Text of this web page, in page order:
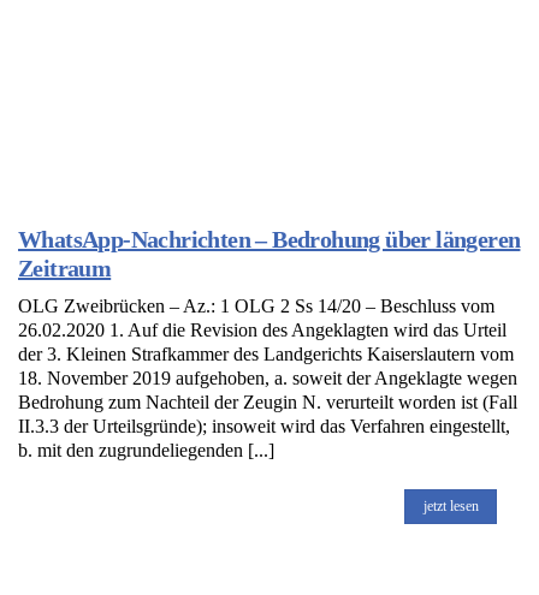
WhatsApp-Nachrichten – Bedrohung über längeren
Zeitraum
OLG Zweibrücken – Az.: 1 OLG 2 Ss 14/20 – Beschluss vom
26.02.2020 1. Auf die Revision des Angeklagten wird das Urteil
der 3. Kleinen Strafkammer des Landgerichts Kaiserslautern vom
18. November 2019 aufgehoben, a. soweit der Angeklagte wegen
Bedrohung zum Nachteil der Zeugin N. verurteilt worden ist (Fall
II.3.3 der Urteilsgründe); insoweit wird das Verfahren eingestellt,
b. mit den zugrundeliegenden [...]
jetzt lesen